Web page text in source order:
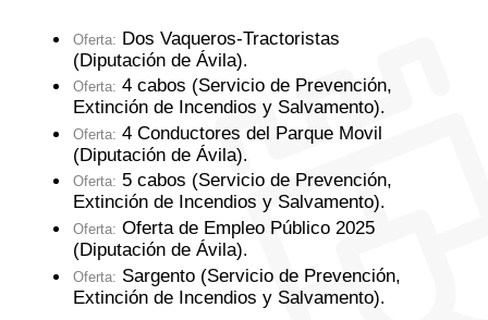
Oferta: Dos Vaqueros-Tractoristas
(Diputación de Ávila).
Oferta: 4 cabos (Servicio de Prevención,
Extinción de Incendios y Salvamento).
Oferta: 4 Conductores del Parque Movil
(Diputación de Ávila).
Oferta: 5 cabos (Servicio de Prevención,
Extinción de Incendios y Salvamento).
Oferta: Oferta de Empleo Público 2025
(Diputación de Ávila).
Oferta: Sargento (Servicio de Prevención,
Extinción de Incendios y Salvamento).